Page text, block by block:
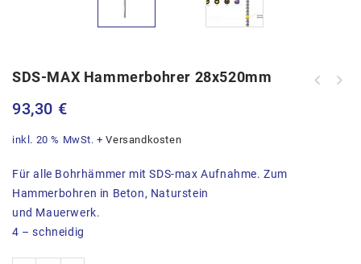
SDS-MAX Hammerbohrer 28x520mm
93,30 €
inkl. 20 % MwSt. +Versandkosten
Für alle Bohrhämmer mit SDS-max Aufnahme. Zum
Hammerbohren in Beton, Naturstein
und Mauerwerk.
4 – schneidig